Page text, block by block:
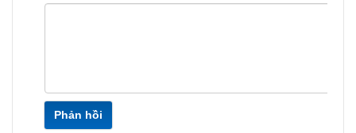
Phản hồi